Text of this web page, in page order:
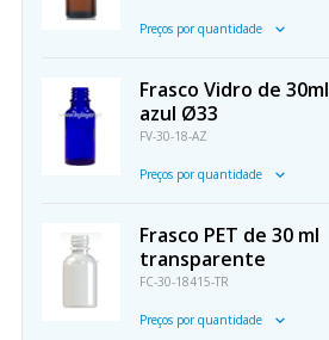
Preços por quantidade
Frasco Vidro de 30ml
azul Ø33
FV-30-18-AZ
Preços por quantidade
Frasco PET de 30 ml
transparente
FC-30-18415-TR
Preços por quantidade